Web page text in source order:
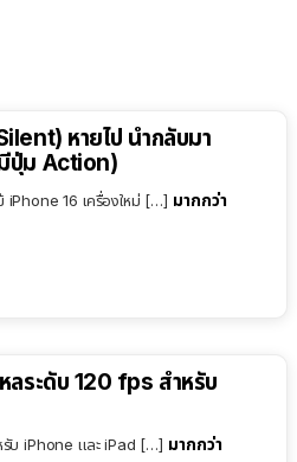
หายไป นำกลับมา
ปุ่ม Action)
iPhone 16 เครื่องใหม่ […] มากกว่า
ลระดับ 120 fps สำหรับ
หรับ iPhone และ iPad […] มากกว่า